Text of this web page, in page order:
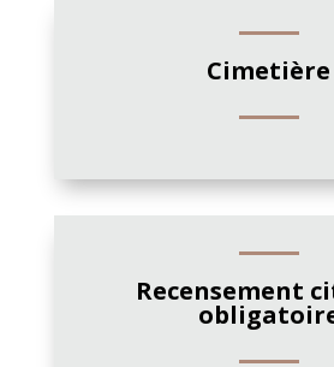
Cimetière
Recensement